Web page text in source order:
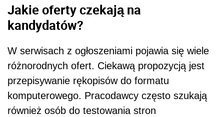
Jakie oferty czekają na
kandydatów?
W serwisach z ogłoszeniami pojawia się wiele
różnorodnych ofert. Ciekawą propozycją jest
przepisywanie rękopisów do formatu
komputerowego. Pracodawcy często szukają
również osób do testowania stron